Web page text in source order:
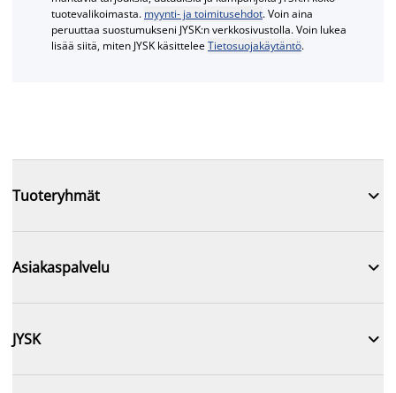
tuotevalikoimasta. myynti- ja toimitusehdot. Voin aina
peruuttaa suostumukseni JYSK:n verkkosivustolla. Voin lukea
lisää siitä, miten JYSK käsitteleeTietosuojakäytäntö.
Tuoteryhmät 
Asiakaspalvelu 
JYSK 